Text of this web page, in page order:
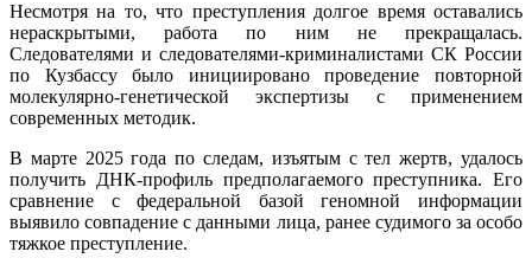
Несмотря на то, что преступления долгое время оставались
нераскрытыми, работа по ним не прекращалась.
Следователями и следователями-криминалистами СК России
по Кузбассу было инициировано проведение повторной
молекулярно-генетической экспертизы с применением
современных методик.
В марте 2025 года по следам, изъятым с тел жертв, удалось
получить ДНК-профиль предполагаемого преступника. Его
сравнение с федеральной базой геномной информации
выявило совпадение с данными лица, ранее судимого за особо
тяжкое преступление.